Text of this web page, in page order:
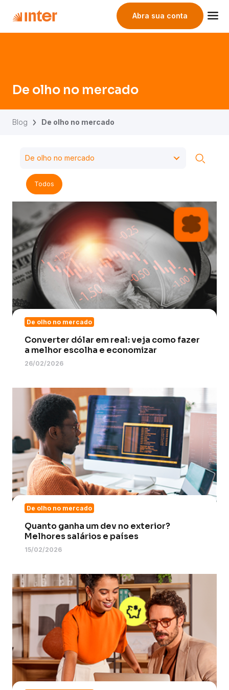
Abra sua conta
De olho no mercado
Blog De olho no mercado
Todos
De olho no mercado
Converter dólar em real: veja como fazer
a melhor escolha e economizar
26/02/2026
De olho no mercado
Quanto ganha um dev no exterior?
Melhores salários e países
15/02/2026